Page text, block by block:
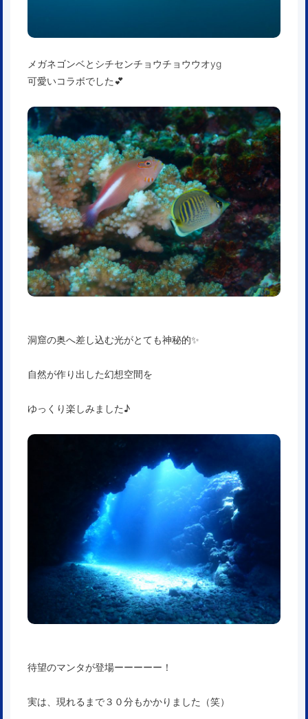
メガネゴンベとシチセンチョウチョウウオyg
可愛いコラボでした💕
洞窟の奥へ差し込む光がとても神秘的✨
自然が作り出した幻想空間を
ゆっくり楽しみました♪
待望のマンタが登場ーーーーー！
実は、現れるまで３０分もかかりました（笑）